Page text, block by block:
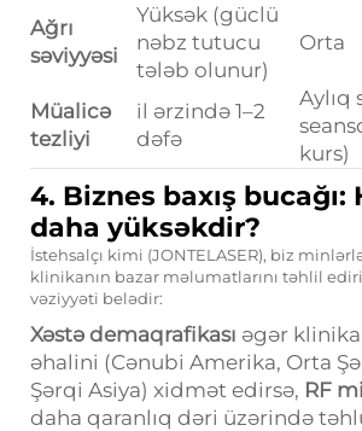
Ağrı
səviyyəsi
Yüksək (güclü
nəbz tutucu
tələb olunur)
Orta
Müalicə
tezliyi
i̇l ərzində 1–2
dəfə
Aylıq
kurs)
4. Biznes baxış bucağı:
daha yüksəkdir?
İstehsalçı kimi (JONTELASER), biz
klinikanın bazar məlumatlarını təhlil
vəziyyəti belədir:
Xəstə demaqrafikası əgər
əhalini (Cənubi Amerika, Orta
Şərqi Asiya) xidmət edirsə, RF
daha qaranlıq dəri üzərində